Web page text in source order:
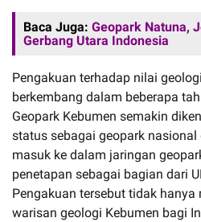
Baca Juga: Geopark Natuna,
Gerbang Utara Indonesia
Pengakuan terhadap nilai
berkembang dalam beberapa
Geopark Kebumen semakin
status sebagai geopark nasional
masuk ke dalam jaringan
penetapan sebagai bagian dari
Pengakuan tersebut tidak
warisan geologi Kebumen bagi